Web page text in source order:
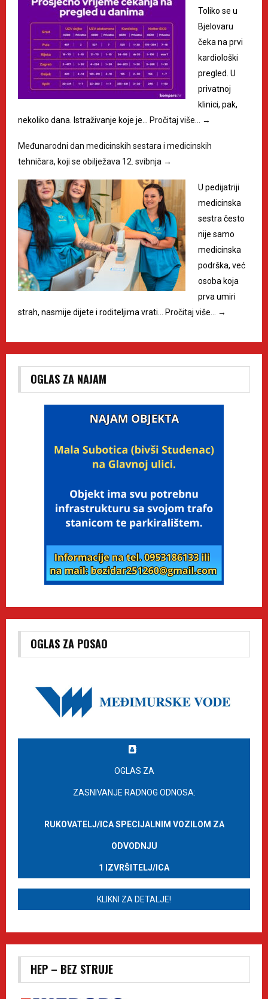
Toliko se u
Bjelovaru
čeka na prvi
kardiološki
pregled. U
privatnoj
klinici, pak,
nekoliko dana. Istraživanje koje je…
Pročitaj više… →
Međunarodni dan medicinskih sestara i medicinskih
tehničara, koji se obilježava 12. svibnja →
U pedijatriji
medicinska
sestra često
nije samo
medicinska
podrška, već
osoba koja
prva umiri
strah, nasmije dijete i roditeljima vrati…
Pročitaj više… →
OGLAS ZA NAJAM
OGLAS ZA POSAO
OGLAS ZA
ZASNIVANJE RADNOG ODNOSA:
RUKOVATELJ/ICA SPECIJALNIM VOZILOM ZA
ODVODNJU
1 IZVRŠITELJ/ICA
KLIKNI ZA DETALJE!
HEP – BEZ STRUJE